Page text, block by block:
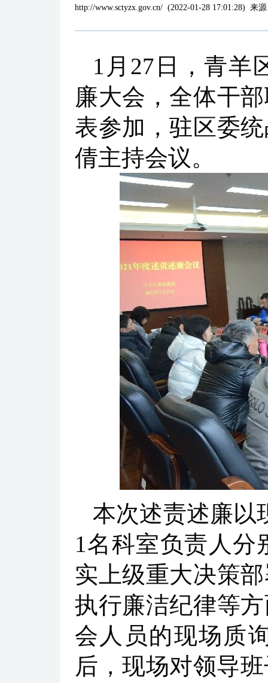
http://www.sctyzx.gov.cn/ (2022-01-28 17:01:28) 来
1月27日，青羊
廉大会，全体干
表参加，驻区委
倩主持会议。
本次述责述廉以
1名科室负责人分
实上级重大决策
执行廉洁纪律等
会人员的现场质
后，现场对领导